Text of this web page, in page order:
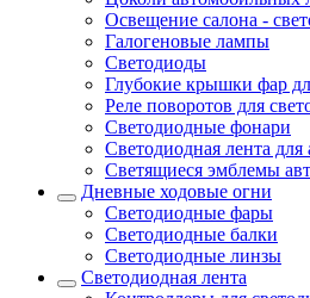
Освещение салона -
Галогеновые лампы
Светодиоды
Глубокие крышки фар
Реле поворотов для
Светодиодные фонари
Светодиодная лента для
Светящиеся эмблемы
Дневные ходовые огни
Светодиодные фары
Светодиодные балки
Светодиодные линзы
Светодиодная лента